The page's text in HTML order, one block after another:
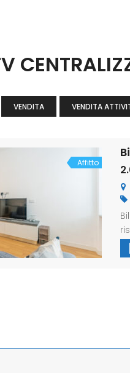
VENDITA VENDITA
Affitto